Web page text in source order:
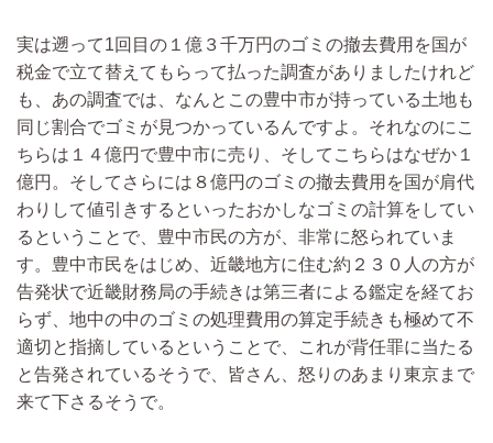
実は遡って1回目の１億３千万円のゴミの撤去費用を国が
税金で立て替えてもらって払った調査がありましたけれど
も、あの調査では、なんとこの豊中市が持っている土地も
同じ割合でゴミが見つかっているんですよ。それなのにこ
ちらは１４億円で豊中市に売り、そしてこちらはなぜか１
億円。そしてさらには８億円のゴミの撤去費用を国が肩代
わりして値引きするといったおかしなゴミの計算をしてい
るということで、豊中市民の方が、非常に怒られていま
す。豊中市民をはじめ、近畿地方に住む約２３０人の方が
告発状で近畿財務局の手続きは第三者による鑑定を経てお
らず、地中の中のゴミの処理費用の算定手続きも極めて不
適切と指摘しているということで、これが背任罪に当たる
と告発されているそうで、皆さん、怒りのあまり東京まで
来て下さるそうで。